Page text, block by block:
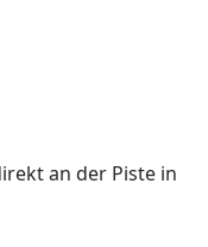
an der Piste in